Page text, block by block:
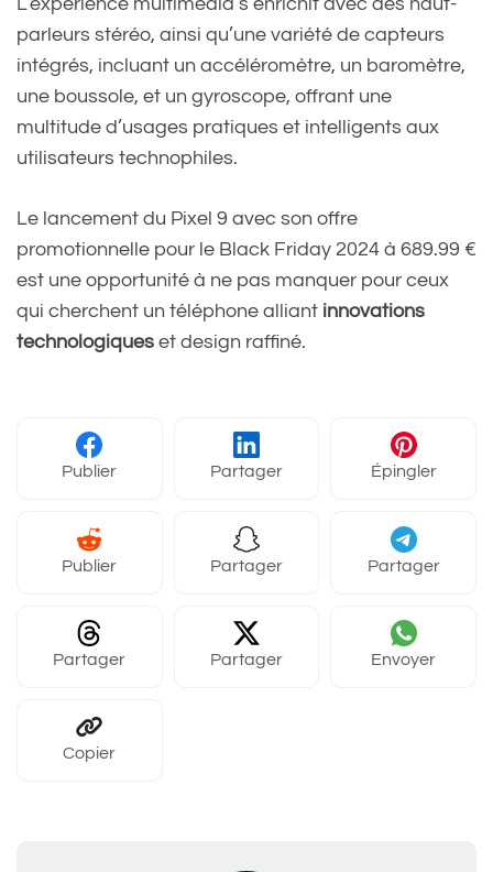
parleurs stéréo, ainsi qu’une variété de capteurs
intégrés, incluant un accéléromètre, un baromètre,
une boussole, et un gyroscope, offrant une
multitude d’usages pratiques et intelligents aux
utilisateurs technophiles.
Le lancement du Pixel 9 avec son offre
promotionnelle pour le Black Friday 2024 à 689.99 €
est une opportunité à ne pas manquer pour ceux
qui cherchent un téléphone alliant innovations
technologiques et design raffiné.
Publier Partager Épingler
Publier Partager Partager
Partager Partager Envoyer
Copier